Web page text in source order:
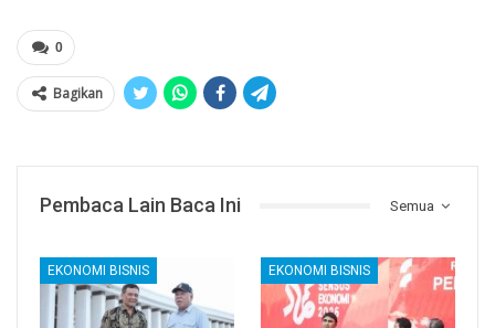
0
Bagikan
Semua
Pembaca Lain Baca Ini
EKONOMI BISNIS EKONOMI BISNIS